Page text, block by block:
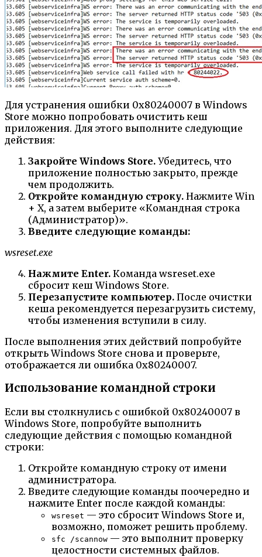
Для устранения ошибки 0x80240007 в Windows
Store можно попробовать очистить кеш
приложения. Для этого выполните следующие
действия:
Закройте Windows Store. Убедитесь, что
приложение полностью закрыто, прежде
чем продолжить.
Откройте командную строку. Нажмите Win
+ X, а затем выберите «Командная строка
(Администратор)».
Введите следующие команды:
wsreset.exe
Нажмите Enter. Команда wsreset.exe
сбросит кеш Windows Store.
Перезапустите компьютер. После очистки
кеша рекомендуется перезагрузить систему,
чтобы изменения вступили в силу.
После выполнения этих действий попробуйте
открыть Windows Store снова и проверьте,
отображается ли ошибка 0x80240007.
Использование командной строки
Если вы столкнулись с ошибкой 0x80240007 в
Windows Store, попробуйте выполнить
следующие действия с помощью командной
строки:
Откройте командную строку от имени
администратора.
Введите следующие команды поочередно и
нажмите Enter после каждой команды:
wsreset — это сбросит Windows Store и,
возможно, поможет решить проблему.
sfc /scannow — это выполнит проверку
целостности системных файлов.